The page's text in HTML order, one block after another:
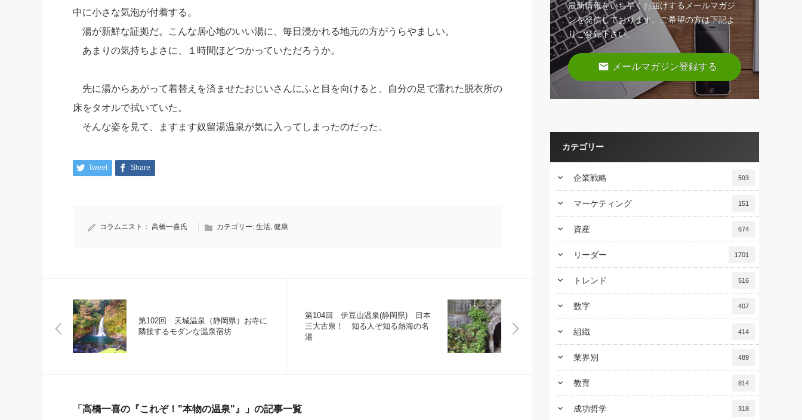
中に小さな気泡が付着する。
湯が新鮮な証拠だ。こんな居心地のいい湯に、毎日浸かれる地元の方がうらやましい。
あまりの気持ちよさに、１時間ほどつかっていただろうか。
先に湯からあがって着替えを済ませたおじいさんにふと目を向けると、自分の足で濡れた脱衣所の
床をタオルで拭いていた。
そんな姿を見て、ますます奴留湯温泉が気に入ってしまったのだった。
Tweet Share
コラムニスト： 高橋一喜氏 カテゴリー: 生活, 健康
第102回 天城温泉（静岡県）お寺に
隣接するモダンな温泉宿坊
第104回 伊豆山温泉(静岡県) 日本
三大古泉！ 知る人ぞ知る熱海の名
湯
「高橋一喜の『これぞ！"本物の温泉"』」の記事一覧
最新情報をいち早くお届けするメールマガジ
ンを発信しております。ご希望の方は下記よ
りご登録下さい。
email メールマガジン登録する
カテゴリー
keyboard_arrow_down 企業戦略 593
keyboard_arrow_down マーケティング 151
keyboard_arrow_down 資産 674
keyboard_arrow_down リーダー 1701
keyboard_arrow_down トレンド 516
keyboard_arrow_down 数字 407
keyboard_arrow_down 組織 414
keyboard_arrow_down 業界別 489
keyboard_arrow_down 教育 814
keyboard_arrow_down 成功哲学 318